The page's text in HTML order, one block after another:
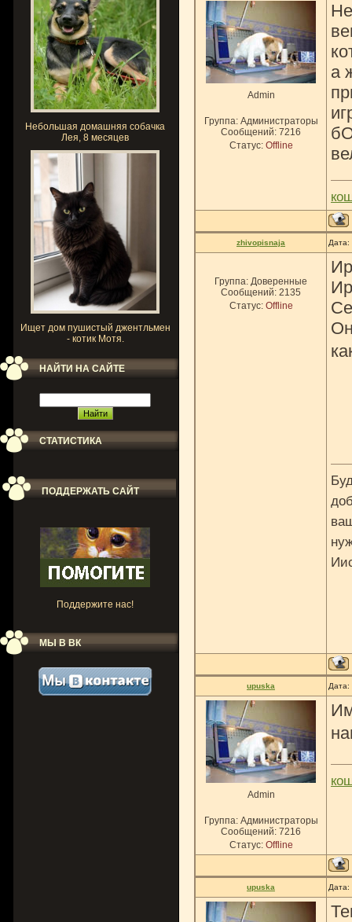
Небольшая домашняя собачка
Лея, 8 месяцев
Ищет дом пушистый джентльмен
- котик Мотя.
НАЙТИ НА САЙТЕ
СТАТИСТИКА
ПОДДЕРЖАТЬ САЙТ
Поддержите нас!
МЫ В ВК
Admin
Группа: Администраторы
Сообщений: 7216
Статус: Offline
а
zhivopisnaja Дата:
Группа: Доверенные
Сообщений: 2135
Статус: Offline
upuska
Admin
Группа: Администраторы
Сообщений: 7216
Статус: Offline
upuska Дата: